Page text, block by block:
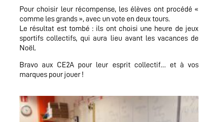
Pour choisir leur récompense, les élèves ont procédé «
comme les grands », avec un vote en deux tours.
Le résultat est tombé : ils ont choisi une heure de jeux
sportifs collectifs, qui aura lieu avant les vacances de
Noël.
Bravo aux CE2A pour leur esprit collectif… et à vos
marques pour jouer !